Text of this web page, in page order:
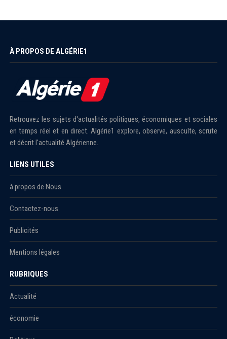
À PROPOS DE ALGÉRIE1
Retrouvez les sujets d'actualités politiques, économiques et sociales
en temps réel et en direct. Algérie1 explore, observe, ausculte, scrute
et décrit l'actualité Algérienne.
LIENS UTILES
à propos de Nous
Contactez-nous
Publicités
Mentions légales
RUBRIQUES
Actualité
économie